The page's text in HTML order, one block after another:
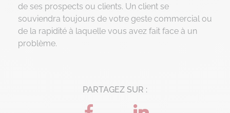
de ses prospects ou clients. Un client se
souviendra toujours de votre geste commercial ou
de la rapidité à laquelle vous avez fait face à un
problème.
PARTAGEZ SUR :